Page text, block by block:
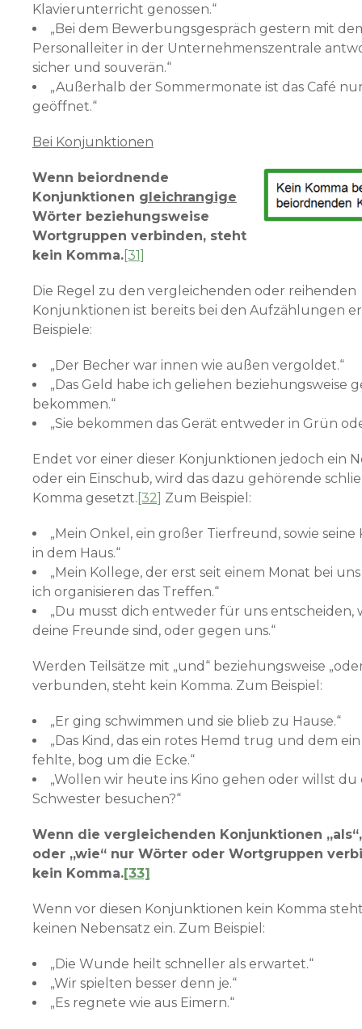
Klavierunterricht genossen.“
„Bei dem Bewerbungsgespräch gestern mit
Personalleiter in der Unternehmenszentrale
sicher und souverän.“
„Außerhalb der Sommermonate ist das Café
geöffnet.“
Bei Konjunktionen
Wenn beiordnende
Konjunktionen gleichrangige
Wörter beziehungsweise
Wortgruppen verbinden, steht
kein Komma.[31]
Die Regel zu den vergleichenden oder reihenden
Konjunktionen ist bereits bei den Aufzählungen
Beispiele:
„Der Becher war innen wie außen vergoldet.“
„Das Geld habe ich geliehen beziehungsweise
bekommen.“
„Sie bekommen das Gerät entweder in Grün
Endet vor einer dieser Konjunktionen jedoch ein
oder ein Einschub, wird das dazu gehörende
Komma gesetzt. [32] Zum Beispiel:
„Mein Onkel, ein großer Tierfreund, sowie
in dem Haus.“
„Mein Kollege, der erst seit einem Monat bei
ich organisieren das Treffen.“
„Du musst dich entweder für uns entscheiden,
deine Freunde sind, oder gegen uns.“
Werden Teilsätze mit „und“ beziehungsweise
verbunden, steht kein Komma. Zum Beispiel:
„Er ging schwimmen und sie blieb zu Hause.“
„Das Kind, das ein rotes Hemd trug und dem
fehlte, bog um die Ecke.“
„Wollen wir heute ins Kino gehen oder willst du
Schwester besuchen?“
Wenn die vergleichenden Konjunktionen
oder „wie“ nur Wörter oder Wortgruppen
kein Komma.[33]
Wenn vor diesen Konjunktionen kein Komma
keinen Nebensatz ein. Zum Beispiel:
„Die Wunde heilt schneller als erwartet.“
„Wir spielten besser denn je.“
„Es regnete wie aus Eimern.“